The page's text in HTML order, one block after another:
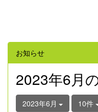
お知らせ
2023年6月
2023年6月 10件